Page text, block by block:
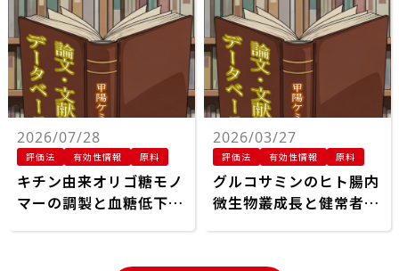
の操作された
Saccharomyces
cerevisiae
2026/07/28
評価法 有効性情報 原料
キチン由来オリゴ糖モノ
マーの調製と血糖低下活
2026/03/27
評価法 有効性情報 原料
グルコサミンのヒト腸内
微生物叢成長と健常者の